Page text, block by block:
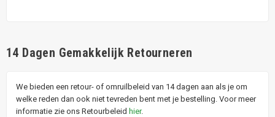
14 Dagen Gemakkelijk Retourneren
We bieden een retour- of omruilbeleid van 14 dagen aan als je om
welke reden dan ook niet tevreden bent met je bestelling. Voor meer
informatie zie ons Retourbeleid hier.